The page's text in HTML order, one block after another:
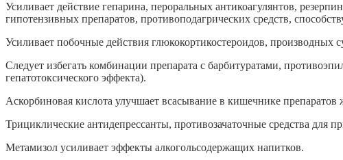
Усиливает действие гепарина, пероральных антикоагулянтов,
гипотензивных препаратов, противоподагрических средств,
Усиливает побочные действия глюкокортикостероидов, производных
Следует избегать комбинации препарата с барбитуратами,
гепатотоксического эффекта).
Аскорбиновая кислота улучшает всасывание в кишечнике препаратов
Трициклические антидепрессанты, противозачаточные средства
Метамизол усиливает эффекты алкогольсодержащих напитков.